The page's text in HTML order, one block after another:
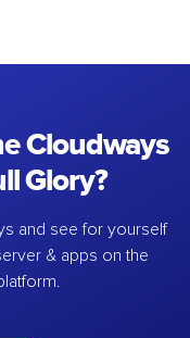
Cloudways
Glory?
and see for yourself
& apps on the